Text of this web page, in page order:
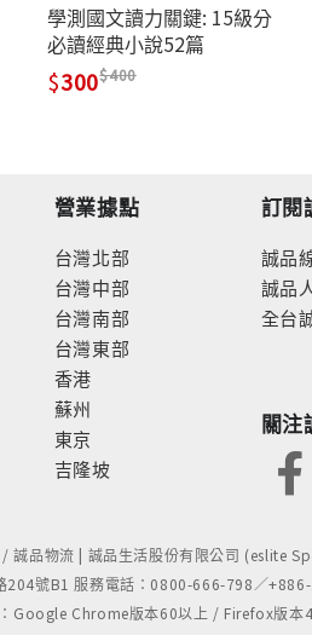
學測國文讀力關鍵: 15級分
必讀經典小說52篇
300 400
營業據點
台灣北部
台灣中部
台灣南部
台灣東部
香港
蘇州
東京
吉隆坡
訂閱
誠品
誠品
全台
關注
品物流 | 誠品生活股份有限公司 (eslite
204號B1 服務電話：0800-666-798／
Google Chrome版本60以上 / Firefox版